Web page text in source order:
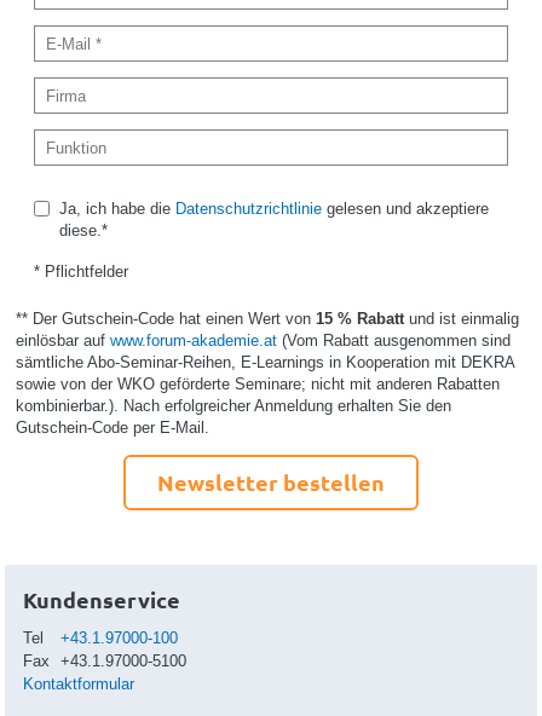
Ja, ich habe die Datenschutzrichtliniegelesen und akzeptiere
diese.*
* Pflichtfelder
** Der Gutschein-Code hat einen Wert von 15 % Rabatt und ist einmalig
einlösbar auf www.forum-akademie.at(Vom Rabatt ausgenommen sind
sämtliche Abo-Seminar-Reihen, E-Learnings in Kooperation mit DEKRA
sowie von der WKO geförderte Seminare; nicht mit anderen Rabatten
kombinierbar.). Nach erfolgreicher Anmeldung erhalten Sie den
Gutschein-Code per E-Mail.
Newsletter bestellen
Kundenservice
Tel
+43.1.97000-100
Fax
+43.1.97000-5100
Kontaktformular